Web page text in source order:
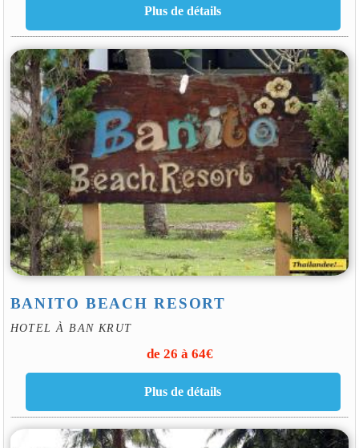
BANITO BEACH RESORT
HOTEL À BAN KRUT
de 26 à 64€